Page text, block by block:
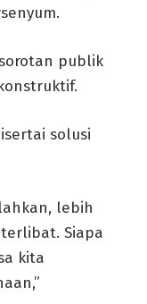
publik
solusi
lebih
Siapa
kita